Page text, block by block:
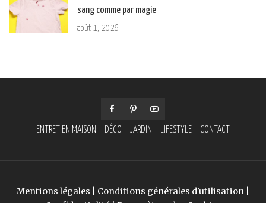
sang comme par magie
août 1, 2026
ENTRETIEN MAISON DÉCO JARDIN LIFESTYLE CONTACT
Mentions légales Conditions générales d'utilisation